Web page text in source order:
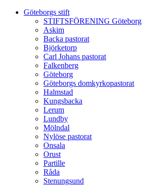
Göteborgs stift
STIFTSFÖRENING Göteborg
Askim
Backa pastorat
Björketorp
Carl Johans pastorat
Falkenberg
Göteborg
Göteborgs domkyrkopastorat
Halmstad
Kungsbacka
Lerum
Lundby
Mölndal
Nylöse pastorat
Onsala
Orust
Partille
Råda
Stenungsund